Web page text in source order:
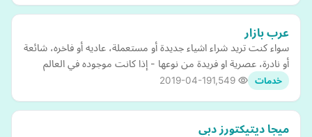
عرب بازار
سواء كنت تريد شراء اشياء جديدة أو مستعملة، عاديه أو فاخره، شائعة
أو نادرة، عصرية او فريدة من نوعها - إذا كانت موجوده في العالم
خدمات 2019-04-19
ميجا ديتيكتورز دبي